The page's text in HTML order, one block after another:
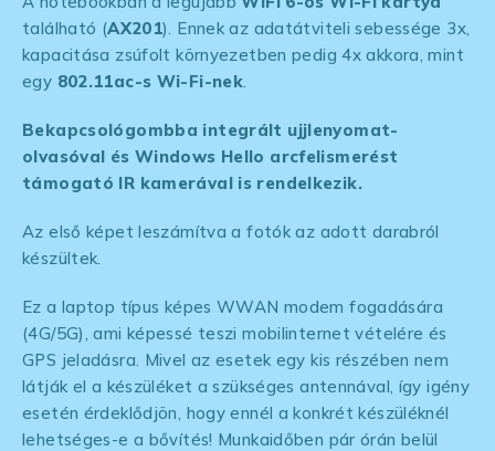
található (AX201). Ennek az adatátviteli sebessége 3x,
kapacitása zsúfolt környezetben pedig 4x akkora, mint
egy 802.11ac-s Wi-Fi-nek.
Bekapcsológombba integrált ujjlenyomat-
olvasóval és Windows Hello arcfelismerést
támogató IR kamerával is rendelkezik.
Az első képet leszámítva a fotók az adott darabról
készültek.
Ez a laptop típus képes WWAN modem fogadására
(4G/5G), ami képessé teszi mobilinternet vételére és
GPS jeladásra. Mivel az esetek egy kis részében nem
látják el a készüléket a szükséges antennával, így igény
esetén érdeklődjön, hogy ennél a konkrét készüléknél
lehetséges-e a bővítés! Munkaidőben pár órán belül